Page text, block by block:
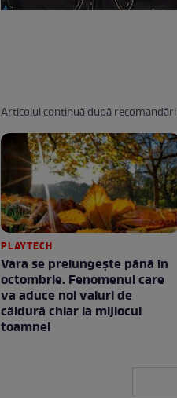
Articolul continuă după recomandări
PLAYTECH
Vara se prelungeşte până în
octombrie. Fenomenul care
va aduce noi valuri de
căldură chiar la mijlocul
toamnei